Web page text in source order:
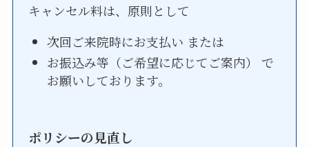
キャンセル料は、原則として
次回ご来院時にお支払い または
お振込み等（ご希望に応じてご案内） で
お願いしております。
ポリシーの見直し